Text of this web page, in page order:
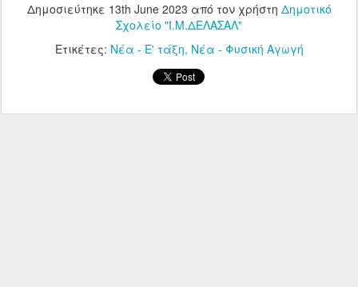
Δημοσιεύτηκε 13th June 2023 από τον χρήστη Δημοτικό
Σχολείο "Ι.Μ.ΔΕΛΑΣΑΛ"
Ετικέτες: Νέα - Ε' τάξη Νέα - Φυσική Αγωγή